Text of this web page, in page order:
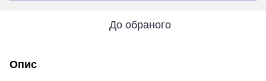
До обраного
Опис